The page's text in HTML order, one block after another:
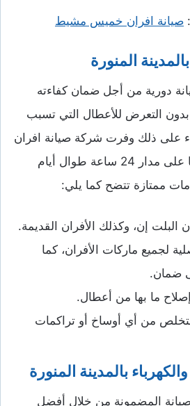
صيانة افران خميس مشيط
المنورة
دورية من أجل ضمان كفاءته
التعرض للأعطال التي تسبب
على ذلك وفرت شركة صيانة افران
المدينة المنورة خدماتها على مدار 24 ساعة طوال أيام
ممتازة تتضح كما يلي:
البلت إن، وكذلك الأفران القديمة.
لجميع ماركات الأفران، كما
ضمان.
ما بها من أعطال.
من أي أوساخ أو تراكمات
بالمدينة المنورة
المضمونة من خلال أفضل